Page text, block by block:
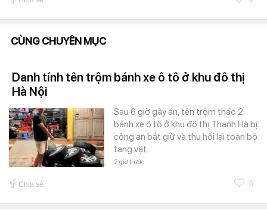
CÙNG CHUYÊN MỤC
Danh tính tên trộm bánh xe ô tô ở khu đô thị
Hà Nội
Sau 6 giờ gây án, tên trộm tháo 2
bánh xe ô tô ở khu đô thị Thanh Hà bị
công an bắt giữ và thu hồi lại toàn bộ
tang vật.
2 giờ trước
Chia sẻ 0